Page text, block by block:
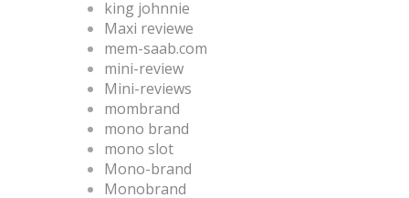
king johnnie
Maxi reviewe
mem-saab.com
mini-review
Mini-reviews
mombrand
mono brand
mono slot
Mono-brand
Monobrand